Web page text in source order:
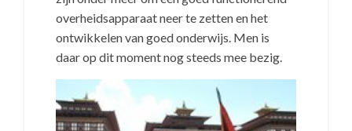
overheidsapparaat neer te zetten en het
ontwikkelen van goed onderwijs. Men is
daar op dit moment nog steeds mee bezig.